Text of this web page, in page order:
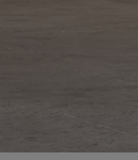
Od105 300 zł